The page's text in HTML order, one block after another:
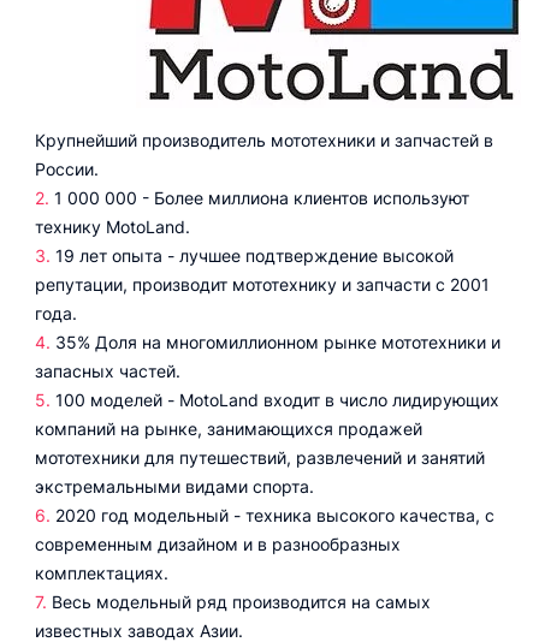
Крупнейший производитель мототехники и запчастей в
России.
1 000 000 - Более миллиона клиентов используют
технику MotoLand.
19 лет опыта - лучшее подтверждение высокой
репутации, производит мототехнику и запчасти с 2001
года.
35% Доля на многомиллионном рынке мототехники и
запасных частей.
100 моделей - MotoLand входит в число лидирующих
компаний на рынке, занимающихся продажей
мототехники для путешествий, развлечений и занятий
экстремальными видами спорта.
2020 год модельный - техника высокого качества, с
современным дизайном и в разнообразных
комплектациях.
Весь модельный ряд производится на самых
известных заводах Азии.